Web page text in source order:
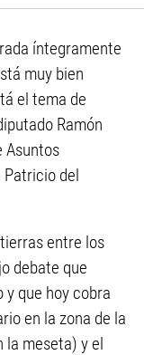
íntegramente
muy bien
el tema de
Ramón
Asuntos
Patricio del
entre los
debate que
y que hoy cobra
en la zona de la
la meseta) y el